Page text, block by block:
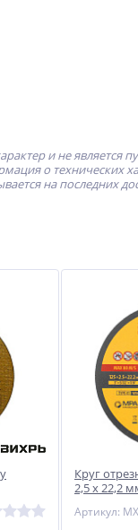
и не является
о технических
на последних
Круг
2,5 х 22,2
Артикул: